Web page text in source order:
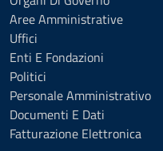
Aree Amministrative
Uffici
Enti E Fondazioni
Politici
Personale Amministrativo
Documenti E Dati
Fatturazione Elettronica